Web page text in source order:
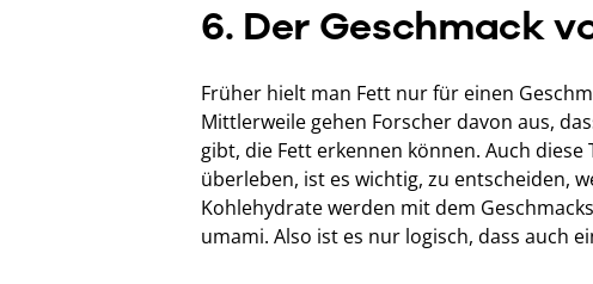
6. Der Geschmack
Früher hielt man Fett nur für einen
Mittlerweile gehen Forscher davon aus,
gibt, die Fett erkennen können. Auch
überleben, ist es wichtig, zu entscheiden,
Kohlehydrate werden mit dem
umami. Also ist es nur logisch, dass auch